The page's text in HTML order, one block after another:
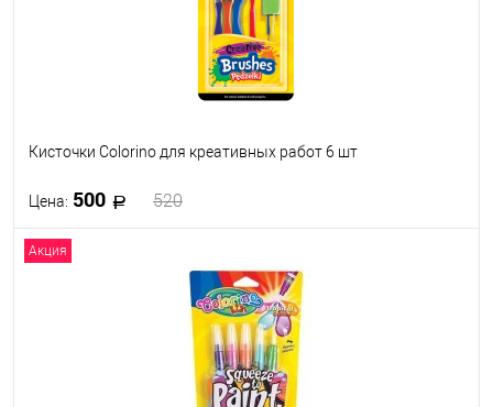
Кисточки Colorino для креативных работ 6 шт
Цена: 500 520
В наличии
Акция